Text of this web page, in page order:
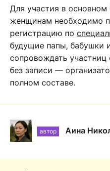
Для участия в
женщинам необходимо
регистрацию по
будущие папы, бабушки
сопровождать
без записи —
полном составе.
автор Аина